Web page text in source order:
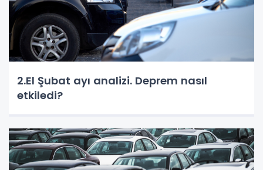
2.El Şubat ayı analizi. Deprem nasıl
etkiledi?